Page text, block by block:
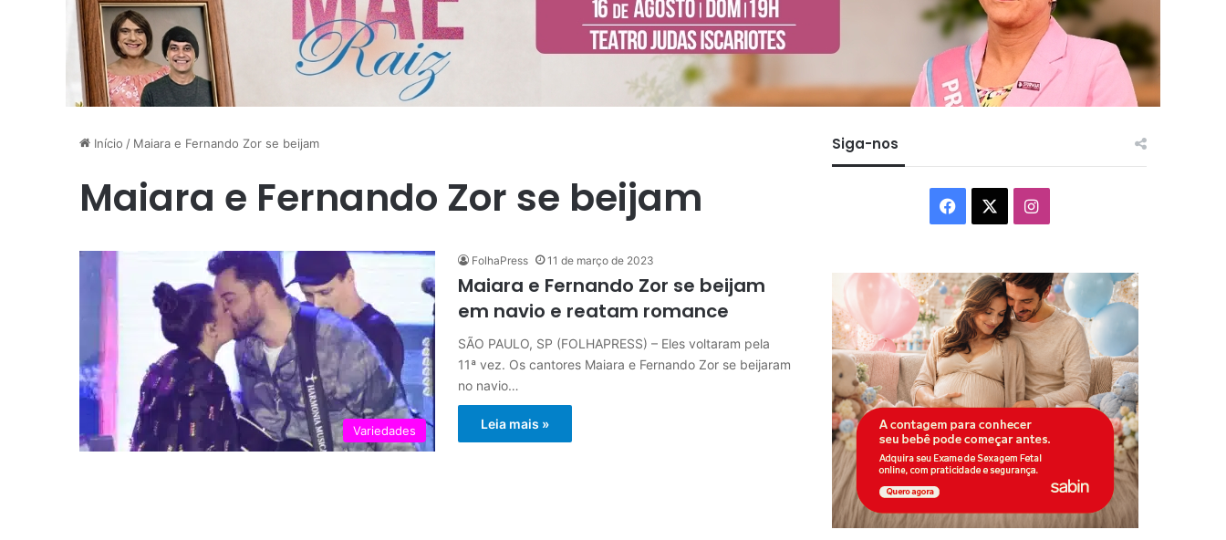
Início / Maiara e Fernando Zor se beijam
Maiara e Fernando Zor se beijam
Variedades
FolhaPress 11 de março de 2023
Maiara e Fernando Zor se beijam
em navio e reatam romance
SÃO PAULO, SP (FOLHAPRESS) – Eles voltaram pela
11ª vez. Os cantores Maiara e Fernando Zor se beijaram
no navio…
Leia mais »
Siga-nos
Facebook Instagram